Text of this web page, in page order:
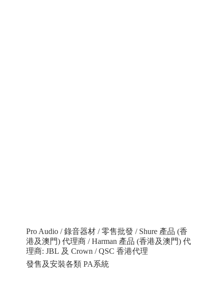
Pro Audio / 錄音器材 / 零售批發 / Shure 產品 (香
港及澳門) 代理商 / Harman 產品 (香港及澳門) 代
理商: JBL 及 Crown / QSC 香港代理
發售及安裝各類 PA系統